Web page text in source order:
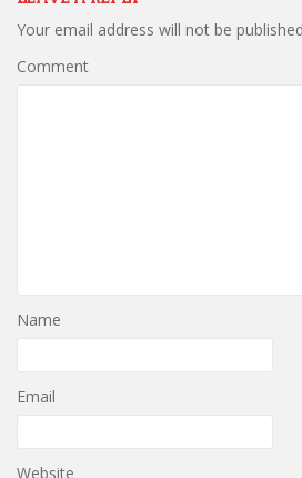
Your email address will not be
Comment
Name
Email
Website